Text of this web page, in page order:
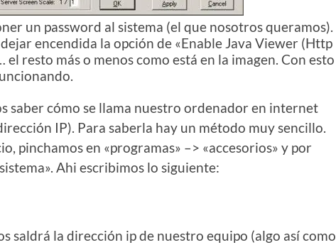
un password al sistema (el que nosotros queramos).
encendida la opción de «Enable Java Viewer (Http
resto más o menos como está en la imagen. Con esto
saber cómo se llama nuestro ordenador en internet
IP). Para saberla hay un método muy sencillo.
pinchamos en «programas» –> «accesorios» y por
Ahi escribimos lo siguiente:
saldrá la dirección ip de nuestro equipo (algo así como